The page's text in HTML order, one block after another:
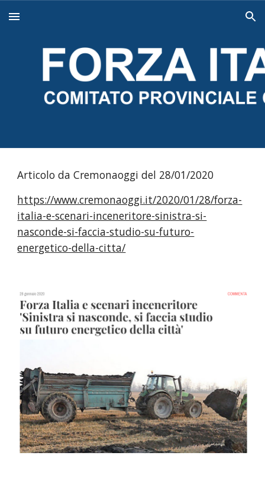
Skip to main content Skip to navigation
Articolo da Cremonaoggi del 28/01/2020
https://www.cremonaoggi.it/2020/01/28/forza-
italia-e-scenari-inceneritore-sinistra-si-
nasconde-si-faccia-studio-su-futuro-
energetico-della-citta/